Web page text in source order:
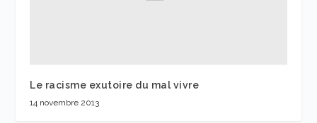
Le racisme exutoire du mal vivre
14 novembre 2013